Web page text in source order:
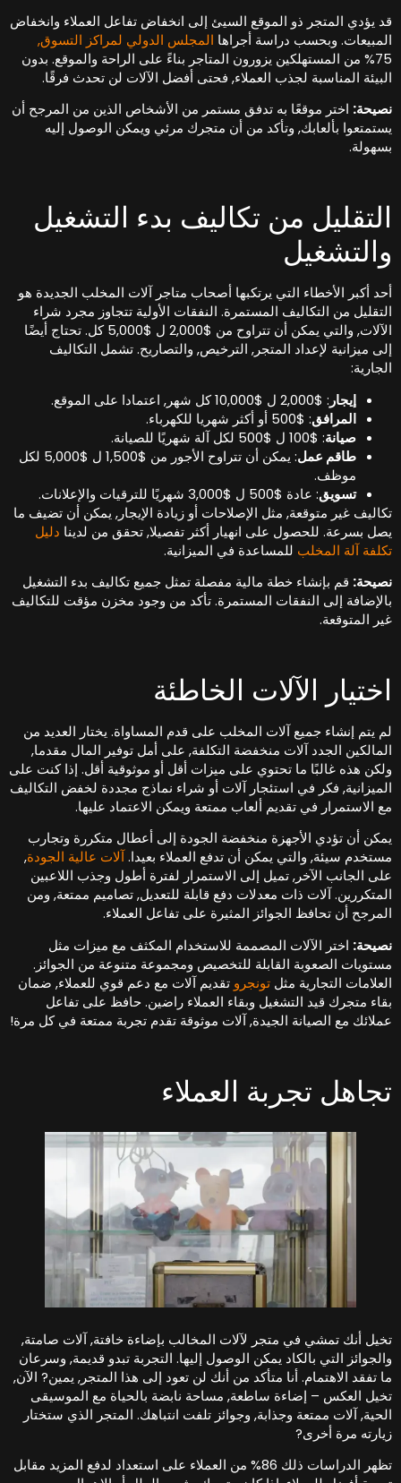
يؤدي المتجر ذو الموقع السيئ إلى انخفاض تفاعل العملاء وانخفاض
وبحسب دراسة أجراهاالمجلس الدولي لمراكز التسوق,
75% من المستهلكين يزورون المتاجر بناءً على الراحة والموقع. بدون
المناسبة لجذب العملاء, فحتى أفضل الآلات لن تحدث فرقًا.
اختر موقعًا به تدفق مستمر من الأشخاص الذين من المرجح أن
بألعابك, وتأكد من أن متجرك مرئي ويمكن الوصول إليه
من تكاليف بدء التشغيل
أكبر الأخطاء التي يرتكبها أصحاب متاجر آلات المخلب الجديدة هو
من التكاليف المستمرة. النفقات الأولية تتجاوز مجرد شراء
الآلات, والتي يمكن أن تتراوح من $2,000 ل $5,000 كل. تحتاج أيضًا
ميزانية لإعداد المتجر, الترخيص, والتصاريح. تشمل التكاليف
إيجار: $2,000 ل $10,000 كل شهر, اعتمادا على الموقع.
المرافق: $500 أو أكثر شهريا للكهرباء.
صيانة: $100 ل $500 لكل آلة شهريًا للصيانة.
طاقم عمل
: يمكن أن تتراوح الأجور من $1,500 ل $5,000 لكل
موظف.
تسويق: عادة $500 ل $3,000 شهريًا للترقيات والإعلانات.
غير متوقعة, مثل الإصلاحات أو زيادة الإيجار, يمكن أن تضيف ما
بسرعة. للحصول على انهيار أكثر تفصيلا, تحقق من لدينادليل
آلة المخلبللمساعدة في الميزانية.
قم بإنشاء خطة مالية مفصلة تمثل جميع تكاليف بدء التشغيل
إلى النفقات المستمرة. تأكد من وجود مخزن مؤقت للتكاليف
المتوقعة.
الآلات الخاطئة
يتم إنشاء جميع آلات المخلب على قدم المساواة. يختار العديد من
الجدد آلات منخفضة التكلفة, على أمل توفير المال مقدما,
هذه غالبًا ما تحتوي على ميزات أقل أو موثوقية أقل. إذا كنت على
فكر في استئجار آلات أو شراء نماذج مجددة لخفض التكاليف
الاستمرار في تقديم ألعاب ممتعة ويمكن الاعتماد عليها.
أن تؤدي الأجهزة منخفضة الجودة إلى أعطال متكررة وتجارب
سيئة, والتي يمكن أن تدفع العملاء بعيدا.آلات عالية الجودة,
الجانب الآخر, تميل إلى الاستمرار لفترة أطول وجذب اللاعبين
آلات ذات معدلات دفع قابلة للتعديل, تصاميم ممتعة, ومن
أن تحافظ الجوائز المثيرة على تفاعل العملاء.
اختر الآلات المصممة للاستخدام المكثف مع ميزات مثل
الصعوبة القابلة للتخصيص ومجموعة متنوعة من الجوائز.
التجارية مثلتونجروتقديم آلات مع دعم قوي للعملاء, ضمان
متجرك قيد التشغيل وبقاء العملاء راضين. حافظ على تفاعل
مع الصيانة الجيدة, آلات موثوقة تقدم تجربة ممتعة في كل مرة!
تجربة العملاء
أنك تمشي في متجر لآلات المخالب بإضاءة خافتة, آلات صامتة,
التي بالكاد يمكن الوصول إليها. التجربة تبدو قديمة, وسرعان
تفقد الاهتمام. أنا متأكد من أنك لن تعود إلى هذا المتجر, يمين? الآن,
العكس – إضاءة ساطعة, مساحة نابضة بالحياة مع الموسيقى
آلات ممتعة وجذابة, وجوائز تلفت انتباهك. المتجر الذي ستختار
مرة أخرى?
تظهر الدراسات ذلك 86% من العملاء على استعداد لدفع المزيد مقابل